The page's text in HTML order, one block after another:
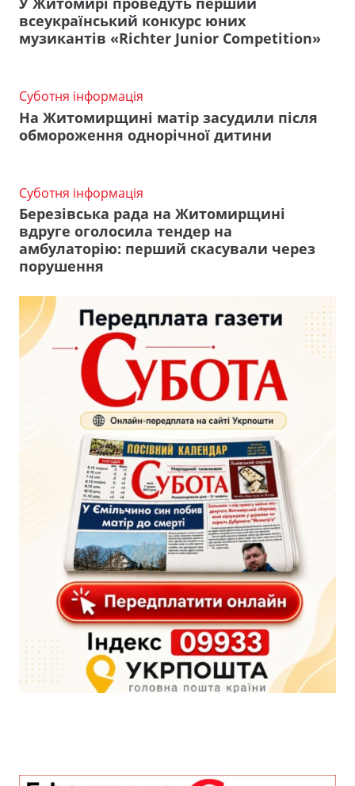
всеукраїнський конкурс юних
музикантів «Richter Junior Competition»
Суботня інформація
На Житомирщині матір засудили після
обмороження однорічної дитини
Суботня інформація
Березівська рада на Житомирщині
вдруге оголосила тендер на
амбулаторію: перший скасували через
порушення